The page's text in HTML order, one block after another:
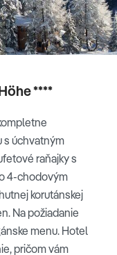
****
s úchvatným
raňajky s
4-chodovým
korutánskej
Na požiadanie
menu. Hotel
pričom vám